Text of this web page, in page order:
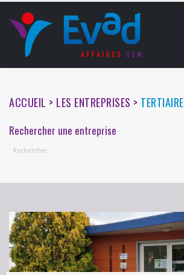
ACCUEIL > LES ENTREPRISES > TERTIAIRE
Rechercher une entreprise